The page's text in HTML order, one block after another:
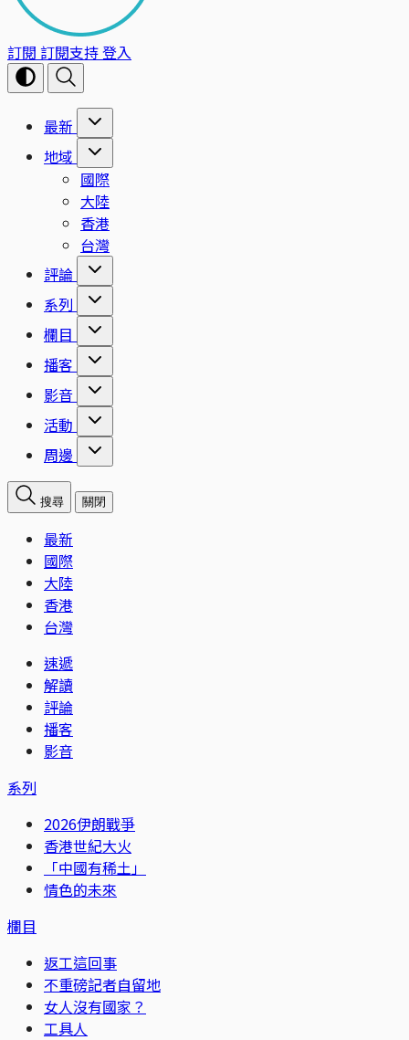
訂閱 訂閱支持登入
最新
地域
國際
大陸
香港
台灣
評論
系列
欄目
播客
影音
活動
周邊
搜尋 關閉
最新
國際
大陸
香港
台灣
速遞
解讀
評論
播客
影音
系列
2026伊朗戰爭
香港世紀大火
「中國有稀土」
情色的未來
欄目
返工這回事
不重磅記者自留地
女人沒有國家？
工具人